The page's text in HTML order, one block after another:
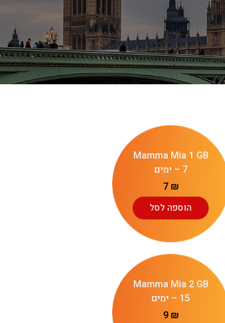
Mamma Mia 1 GB
– 7 ימים
7 ₪
הוספה לסל
Mamma Mia 2 GB
– 15 ימים
9 ₪